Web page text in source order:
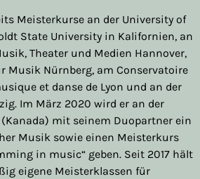
Meisterkurse an der University of
State University in Kalifornien, an
Theater und Medien Hannover,
Musik Nürnberg, am Conservatoire
et danse de Lyon und an der
Im März 2020 wird er an der
mit seinem Duopartner ein
Musik sowie einen Meisterkurs
in music“ geben. Seit 2017 hält
eigene Meisterklassen für